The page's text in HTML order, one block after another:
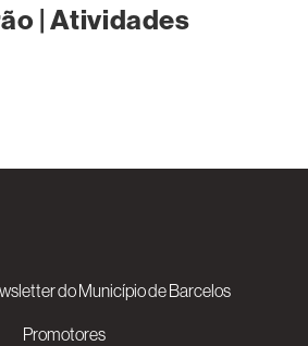
| Atividades
do Município de Barcelos
Promotores